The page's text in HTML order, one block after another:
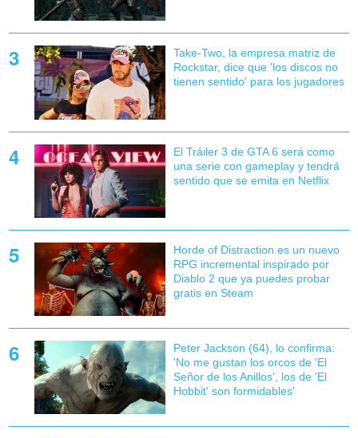
Take-Two, la empresa matriz de
Rockstar, dice que 'los discos no
tienen sentido' para los jugadores
El Tráiler 3 de GTA 6 será como
una serie con gameplay y tendrá
sentido que se emita en Netflix
Horde of Distraction es un nuevo
RPG incremental inspirado por
Diablo 2 que ya puedes probar
gratis en Steam
Peter Jackson (64), lo confirma:
'No me gustan los orcos de 'El
Señor de los Anillos', los de 'El
Hobbit' son formidables'